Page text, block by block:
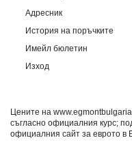
Адресник
История на поръчките
Имейл бюлетин
Изход
Цените на
съгласно официалния курс;
официалния сайт за еврото в